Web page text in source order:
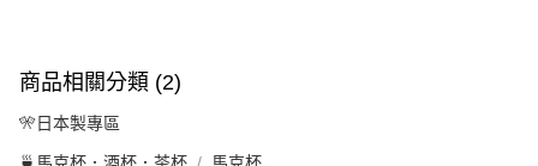
商品相關分類 (2)
🎌日本製專區